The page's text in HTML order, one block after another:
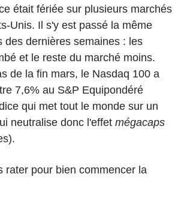
était fériée sur plusieurs marchés
Unis. Il s'y est passé la même
des dernières semaines : les
et le reste du marché moins.
de la fin mars, le Nasdaq 100 a
7,6% au S&P Equipondéré
qui met tout le monde sur un
neutralise donc l'effet mégacaps
rater pour bien commencer la